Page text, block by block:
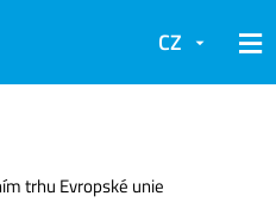
CZ
trhu Evropské unie